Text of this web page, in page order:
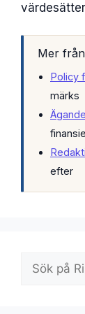
Mer
Policy
märks
efter
Sök